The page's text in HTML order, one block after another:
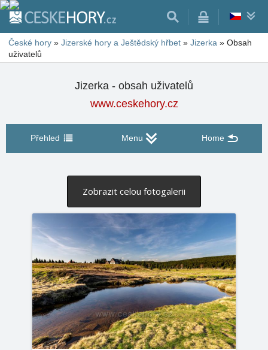
České hory » Jizerské hory a Ještědský hřbet » Jizerka » Obsah
uživatelů
Jizerka - obsah uživatelů
www.ceskehory.cz
Přehled Menu Home
Zobrazit celou fotogalerii